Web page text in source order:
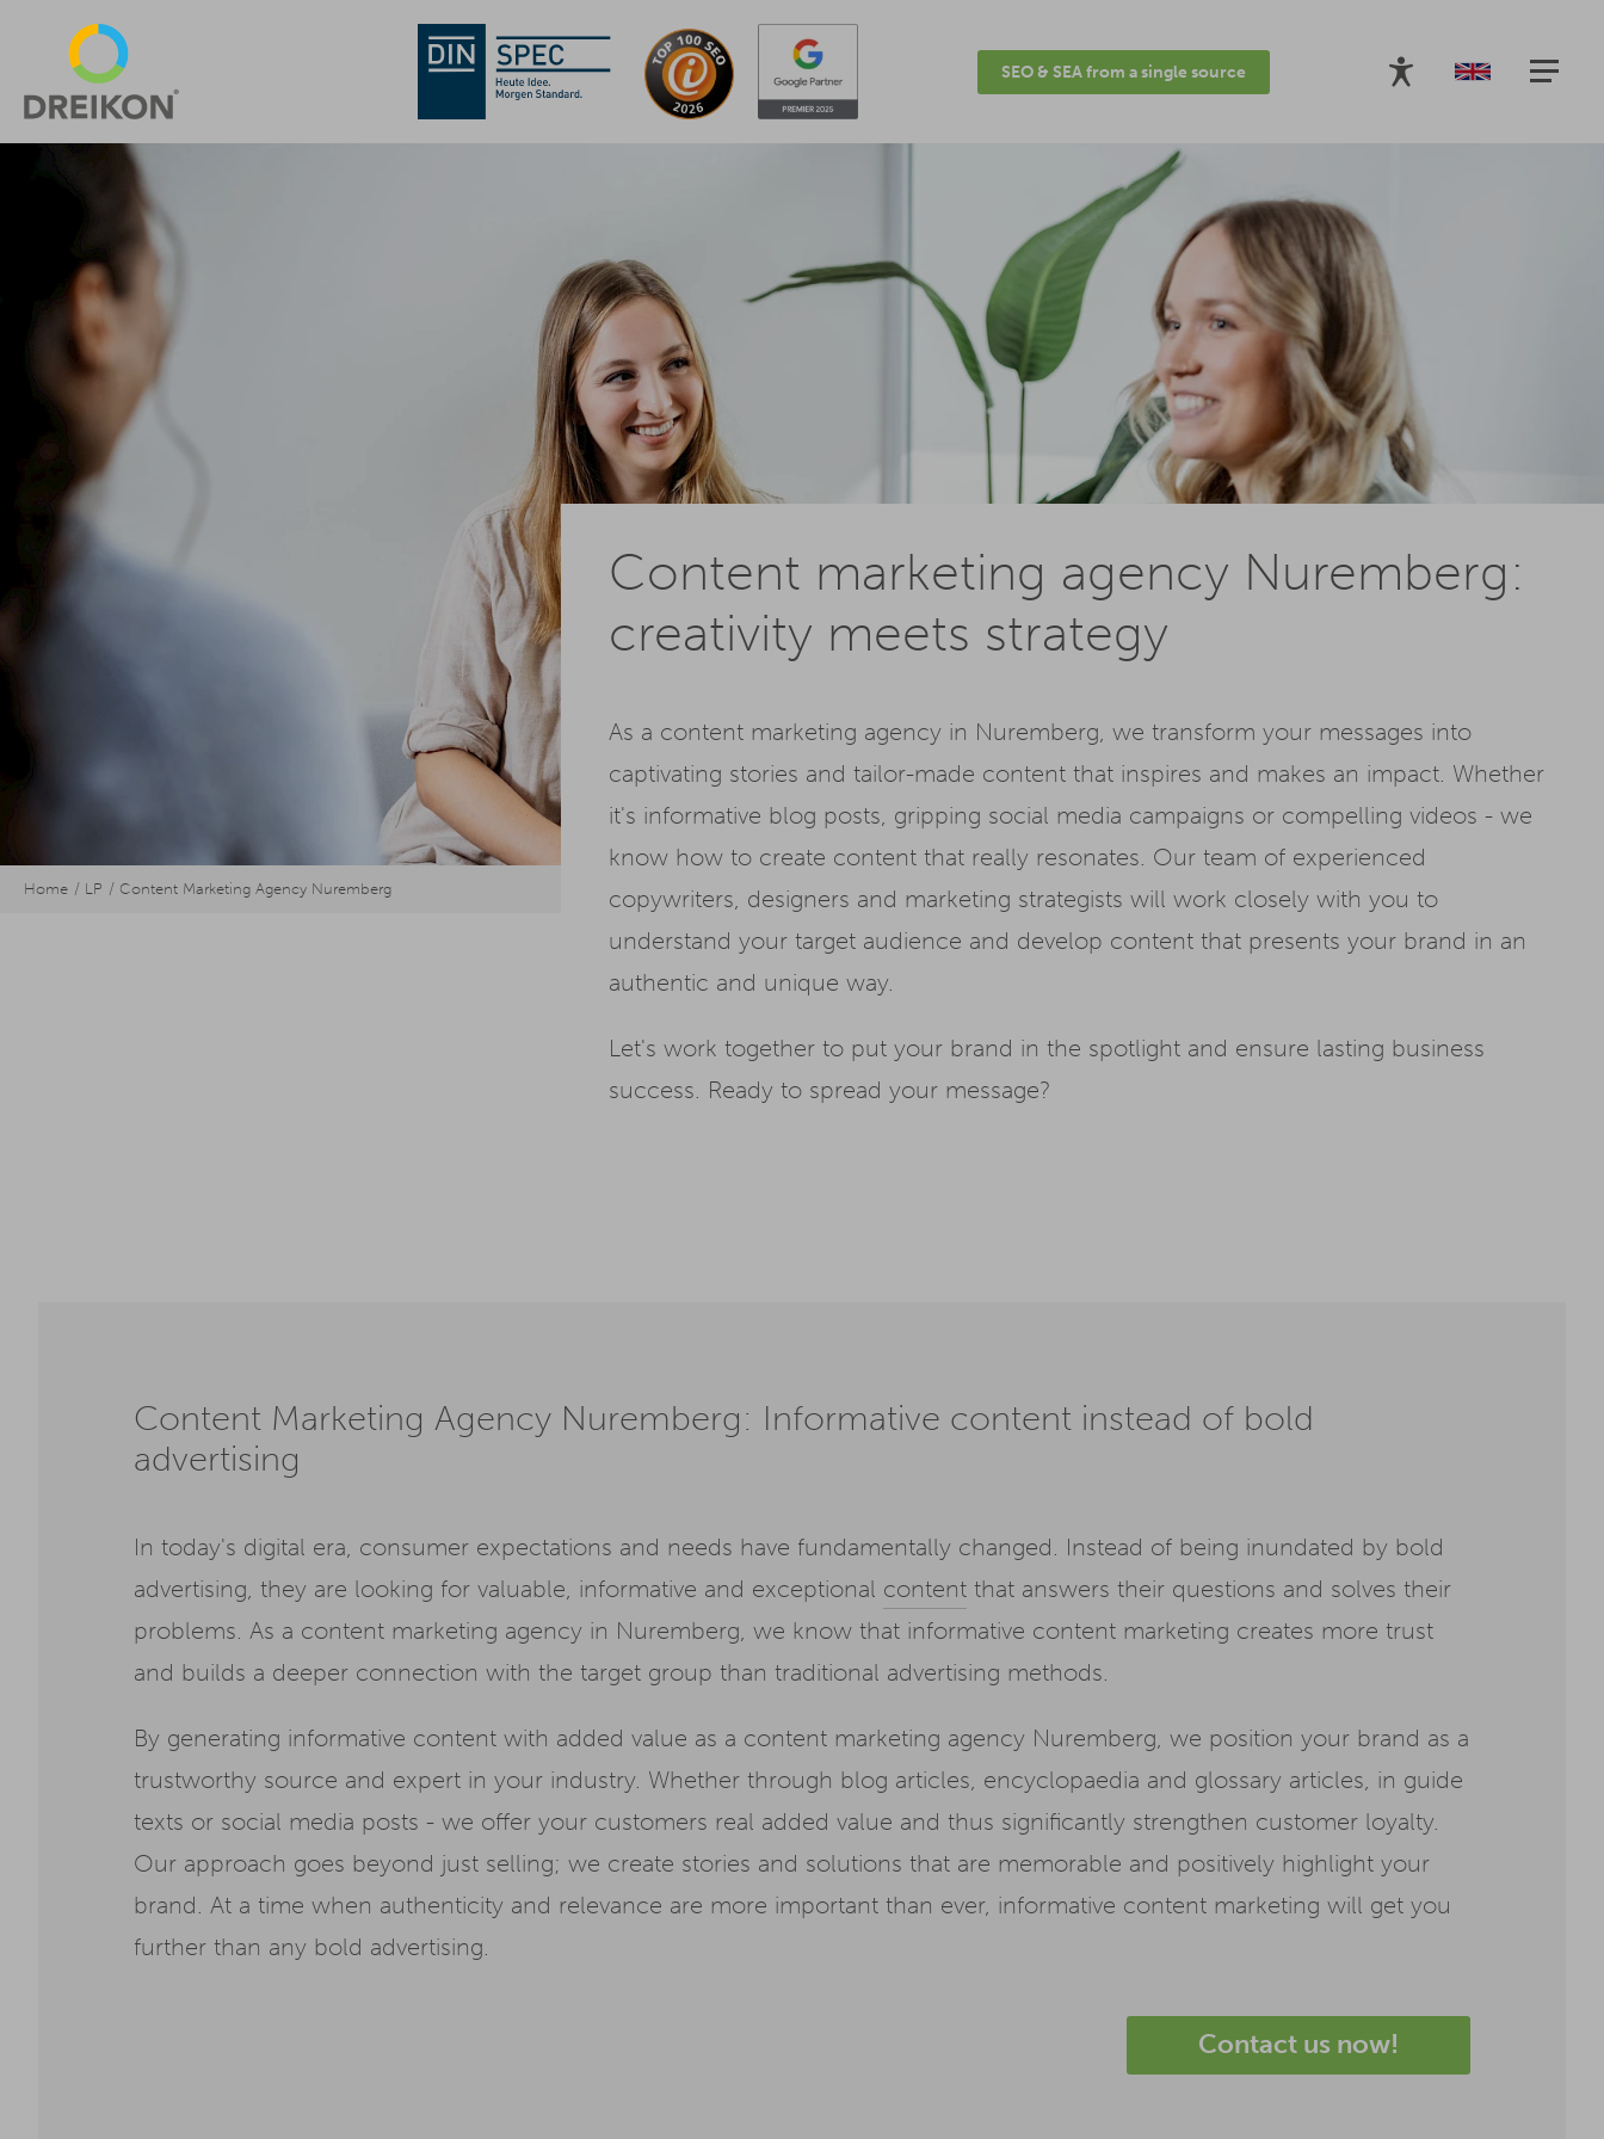
SEO & SEA from a single source
Home LP Content Marketing Agency Nuremberg
Content marketing agency Nuremberg:
creativity meets strategy
As a content marketing agency in Nuremberg, we transform your messages into
captivating stories and tailor-made content that inspires and makes an impact. Whether
it's informative blog posts, gripping social media campaigns or compelling videos - we
know how to create content that really resonates. Our team of experienced
copywriters, designers and marketing strategists will work closely with you to
understand your target audience and develop content that presents your brand in an
authentic and unique way.
Let's work together to put your brand in the spotlight and ensure lasting business
success. Ready to spread your message?
Content Marketing Agency Nuremberg: Informative content instead of bold
advertising
In today's digital era, consumer expectations and needs have fundamentally changed. Instead of being inundated by bold
advertising, they are looking for valuable, informative and exceptional content that answers their questions and solves their
problems. As a content marketing agency in Nuremberg, we know that informative content marketing creates more trust
and builds a deeper connection with the target group than traditional advertising methods.
By generating informative content with added value as a content marketing agency Nuremberg, we position your brand as a
trustworthy source and expert in your industry. Whether through blog articles, encyclopaedia and glossary articles, in guide
texts or social media posts - we offer your customers real added value and thus significantly strengthen customer loyalty.
Our approach goes beyond just selling; we create stories and solutions that are memorable and positively highlight your
brand. At a time when authenticity and relevance are more important than ever, informative content marketing will get you
further than any bold advertising.
Contact us now!